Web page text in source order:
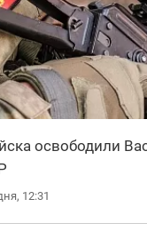
освободили
12:31